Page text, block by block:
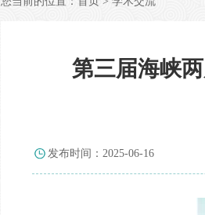
第三届海峡
发布时间：2025-06-16